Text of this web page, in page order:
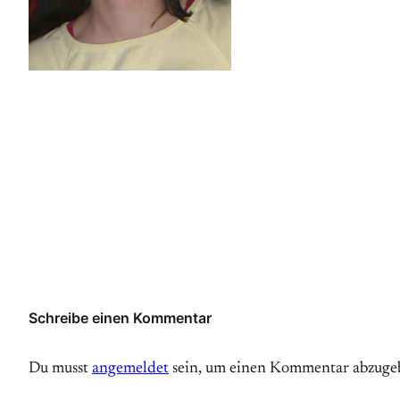
Schreibe einen Kommentar
Du musst angemeldet sein, um einen Kommentar